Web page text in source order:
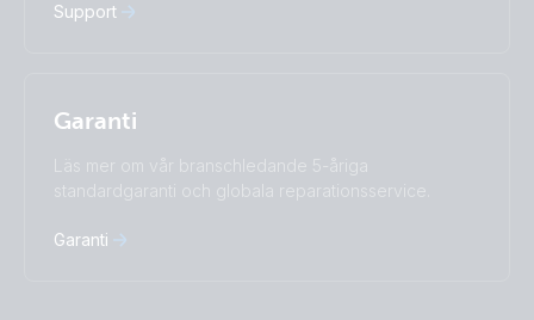
Support
Garanti
Läs mer om vår branschledande 5-åriga
standardgaranti och globala reparationsservice.
Garanti